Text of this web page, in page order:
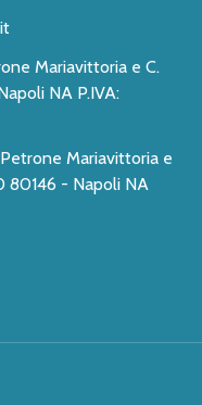
Mariavittoria e C.
Mariavittoria e
80146 - Napoli NA